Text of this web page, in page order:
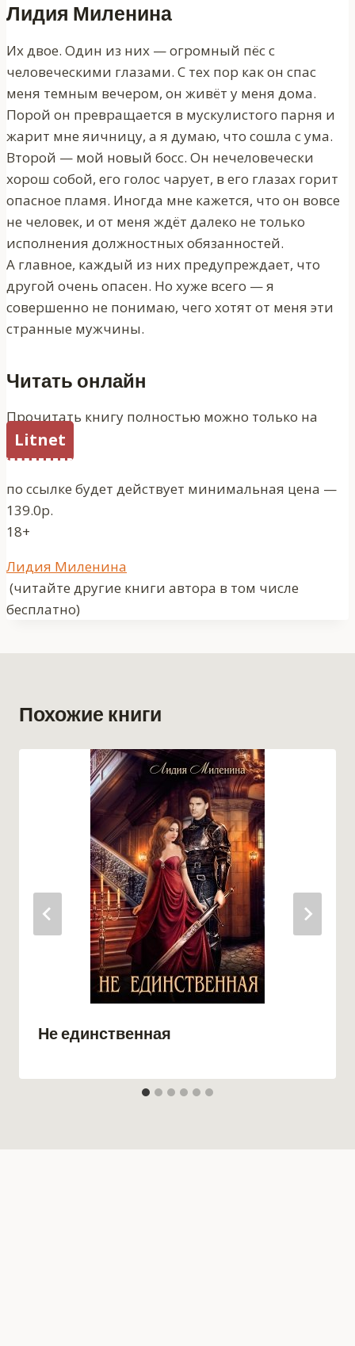
Лидия Миленина
Их двое. Один из них — огромный пёс с
человеческими глазами. С тех пор как он спас
меня темным вечером, он живёт у меня дома.
Порой он превращается в мускулистого парня и
жарит мне яичницу, а я думаю, что сошла с ума.
Второй — мой новый босс. Он нечеловечески
хорош собой, его голос чарует, в его глазах горит
опасное пламя. Иногда мне кажется, что он вовсе
не человек, и от меня ждёт далеко не только
исполнения должностных обязанностей.
А главное, каждый из них предупреждает, что
другой очень опасен. Но хуже всего — я
совершенно не понимаю, чего хотят от меня эти
странные мужчины.
Читать онлайн
Прочитать книгу полностью можно только на
Litnet
по ссылке будет действует минимальная цена —
139.0р.
18+
Метки
записи:
Лидия Миленина
(читайте другие книги автора в том числе
бесплатно)
Похожие книги
Не единственная